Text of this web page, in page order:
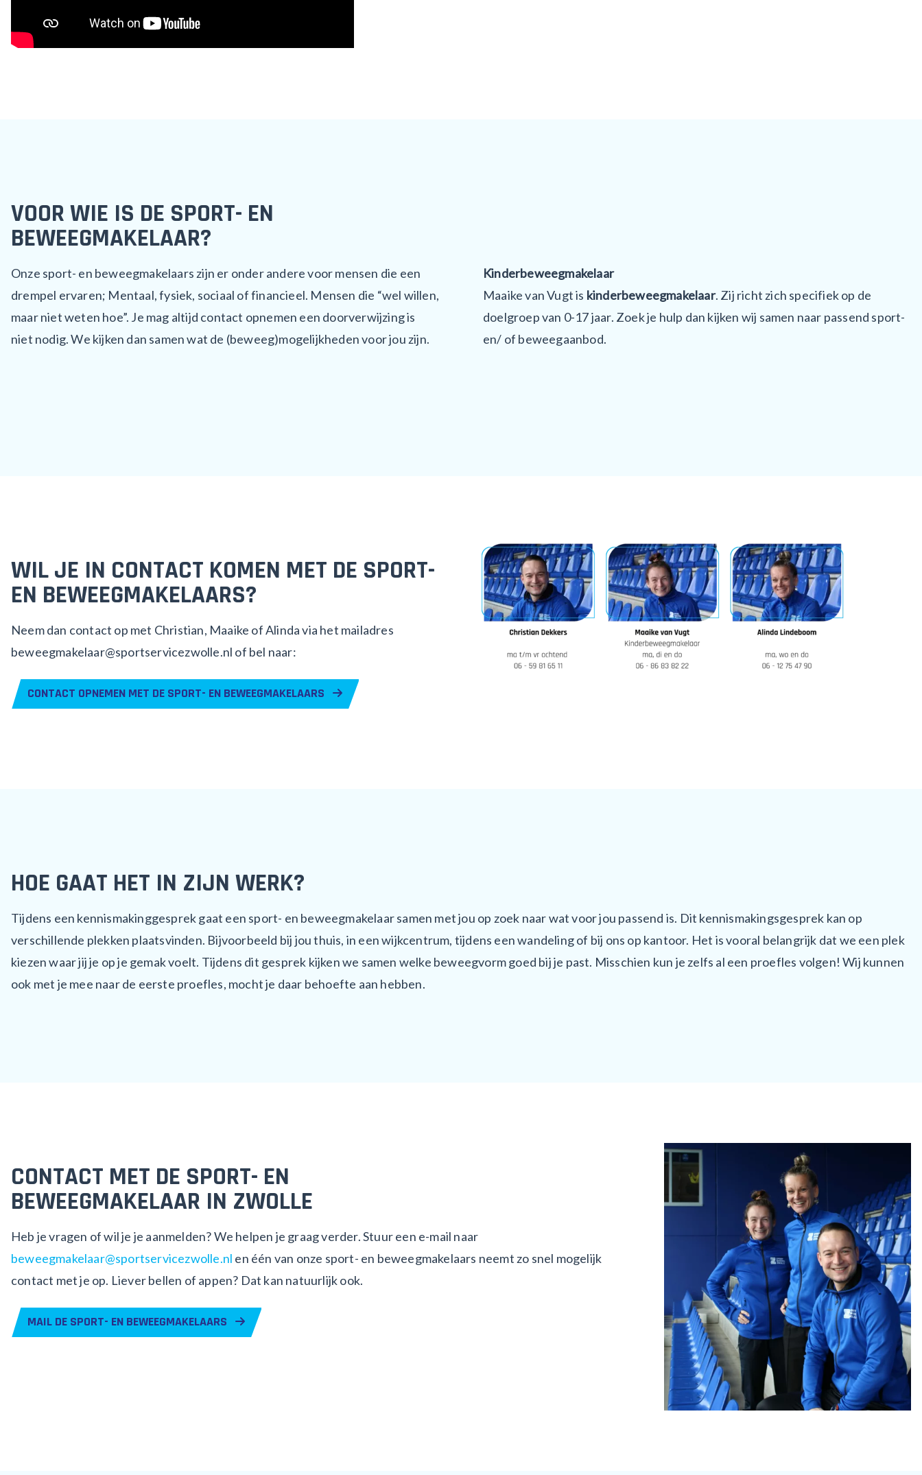
VOOR WIE IS DE SPORT- EN
BEWEEGMAKELAAR?
Onze sport- en beweegmakelaars zijn er onder andere voor mensen die een
drempel ervaren; Mentaal, fysiek, sociaal of financieel. Mensen die “wel willen,
maar niet weten hoe”. Je mag altijd contact opnemen een doorverwijzing is
niet nodig. We kijken dan samen wat de (beweeg)mogelijkheden voor jou zijn.
Kinderbeweegmakelaar
Maaike van Vugt is kinderbeweegmakelaar. Zij richt zich specifiek op de
doelgroep van 0-17 jaar. Zoek je hulp dan kijken wij samen naar passend sport-
en/ of beweegaanbod.
WIL JE IN CONTACT KOMEN MET DE SPORT-
EN BEWEEGMAKELAARS?
Neem dan contact op met Christian, Maaike of Alinda via het mailadres
beweegmakelaar@sportservicezwolle.nl of bel naar:
CONTACT OPNEMEN MET DE SPORT- EN BEWEEGMAKELAARS
HOE GAAT HET IN ZIJN WERK?
Tijdens een kennismakinggesprek gaat een sport- en beweegmakelaar samen met jou op zoek naar wat voor jou passend is. Dit kennismakingsgesprek kan op
verschillende plekken plaatsvinden. Bijvoorbeeld bij jou thuis, in een wijkcentrum, tijdens een wandeling of bij ons op kantoor. Het is vooral belangrijk dat we een plek
kiezen waar jij je op je gemak voelt. Tijdens dit gesprek kijken we samen welke beweegvorm goed bij je past. Misschien kun je zelfs al een proefles volgen! Wij kunnen
ook met je mee naar de eerste proefles, mocht je daar behoefte aan hebben.
CONTACT MET DE SPORT- EN
BEWEEGMAKELAAR IN ZWOLLE
Heb je vragen of wil je je aanmelden? We helpen je graag verder. Stuur een e-mail naar
beweegmakelaar@sportservicezwolle.nl en één van onze sport- en beweegmakelaars neemt zo snel mogelijk
contact met je op. Liever bellen of appen? Dat kan natuurlijk ook.
MAIL DE SPORT- EN BEWEEGMAKELAARS